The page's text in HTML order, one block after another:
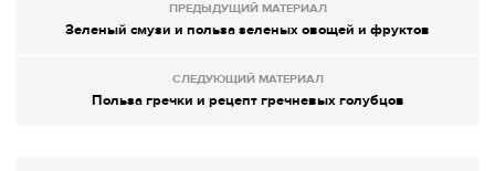
ПРЕДЫДУЩИЙ МАТЕРИАЛ
Зеленый смузи и польза зеленых овощей и фруктов
СЛЕДУЮЩИЙ МАТЕРИАЛ
Польза гречки и рецепт гречневых голубцов